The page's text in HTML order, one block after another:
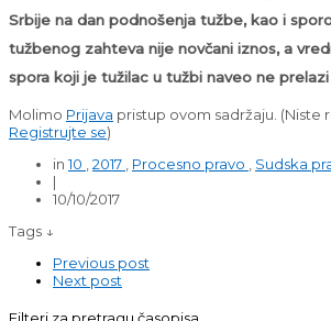
Srbije na dan podnošenja tužbe, kao i
tužbenog zahteva nije novčani iznos, a
spora koji je tužilac u tužbi naveo ne
Molimo Prijava pristup ovom sadržaju. (Niste
Registrujte se)
in10 2017 Procesno pravo
Sudska
|
10/10/2017
Tags ↓
Previous post
Next post